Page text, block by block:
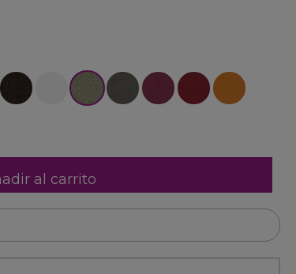
Bronce-34Blanco-36
Cava-38Natural-48
Fucsia-40Rojo-47Naranja-49
al carrito